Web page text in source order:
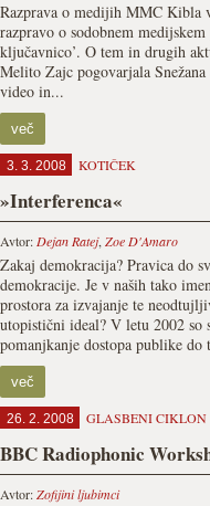
Razprava o medijih MMC Kibla
razpravo o sodobnem
ključavnico’. O tem in drugih
Melito Zajc pogovarjala
video in...
več
3. 3. 2008 KOTIČEK
»Interferenca«
Avtor: Dejan Ratej, Zoe D'Amaro
Zakaj demokracija? Pravica do
demokracije. Je v naših tako
prostora za izvajanje te
utopistični ideal? V letu 2002
pomanjkanje dostopa publike do
več
26. 2. 2008 GLASBENI CIKLON
BBC Radiophonic
Avtor:Zofijini ljubimci